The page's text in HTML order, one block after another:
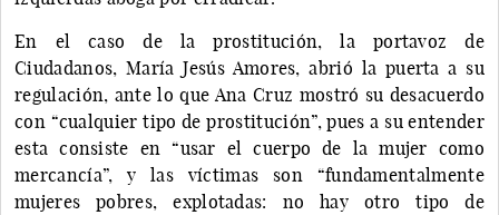
En el caso de la prostitución, la portavoz de
Ciudadanos, María Jesús Amores, abrió la puerta a su
regulación, ante lo que Ana Cruz mostró su desacuerdo
con “cualquier tipo de prostitución”, pues a su entender
esta consiste en “usar el cuerpo de la mujer como
mercancía”, y las víctimas son “fundamentalmente
mujeres pobres, explotadas: no hay otro tipo de